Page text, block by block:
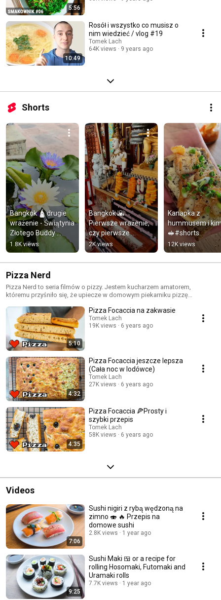
5:56
10:49
Rosół i wszystko co musisz o
nim wiedzieć / vlog #19
Tomek Lach
64K views
9 years ago
Shorts
Bangkok 🛕 drugie
wrażenie - Świątynia
Złotego Buddy
#shorts
1.8K views
Bangkok 🌇
Pierwsze wrażenie,
czy pierwsze
zderzenie #shorts
2K views
Kanapka z
hummusem i
🥪#shorts
12K views
Pizza Nerd
Pizza Nerd to seria filmów o pizzy. Jestem kucharzem amatorem,
któremu przyśniło się, że upiecze w domowym piekarniku pizzę
Przekonam się na własnej skórze próbując przygotować ciasto, sos,
wybierając najlepsze produkty i rozkminiając najlepsze ustawienia
piekarnika. :-)
5:10
Pizza Focaccia na zakwasie
Tomek Lach
19K views
6 years ago
4:32
Pizza Focaccia jeszcze lepsza
(Cała noc w lodówce)
Tomek Lach
27K views
6 years ago
4:35
Pizza Focaccia 🍕Prosty i
szybki przepis
Tomek Lach
58K views
6 years ago
Videos
7:06
Sushi nigiri z rybą wędzoną na
zimno 🍣 🔥 Przepis na
domowe sushi
2.8K views 1 year ago
9:25
Sushi Maki 🍱 or a recipe for
rolling Hosomaki, Futomaki and
Uramaki rolls
7.7K views 1 year ago